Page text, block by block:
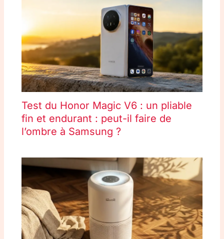
Test du Honor Magic V6 : un pliable
fin et endurant : peut-il faire de
l’ombre à Samsung ?